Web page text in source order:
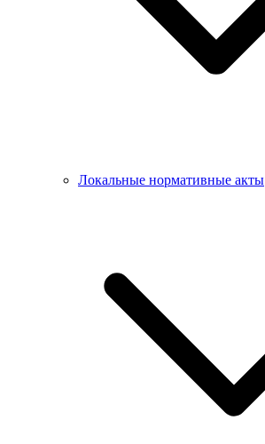
Локальные нормативные акты